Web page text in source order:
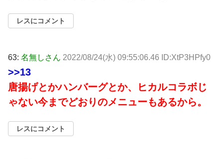
レスにコメント
63: 名無しさん 2022/08/24(水) 09:55:06.46 ID:XtP3HPfy0
>>13
唐揚げとかハンバーグとか、ヒカルコラボじ
ゃない今までどおりのメニューもあるから。
レスにコメント